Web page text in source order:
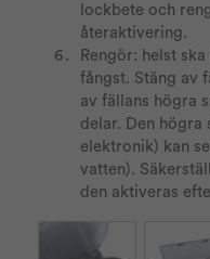
lockbete och
återaktivering.
Rengör: helst
fångst. Stäng av
av fällans högra
delar. Den högra
elektronik) kan
vatten).
den aktiveras